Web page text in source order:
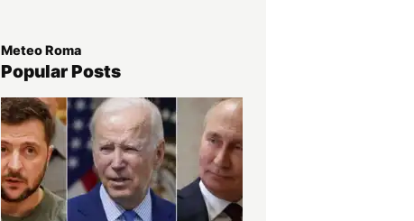
Meteo Roma
Popular Posts